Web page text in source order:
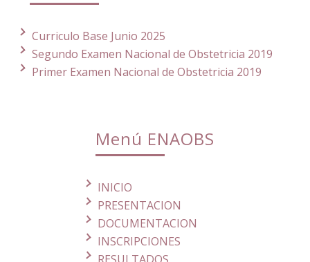
Curriculo Base Junio 2025
Segundo Examen Nacional de Obstetricia 2019
Primer Examen Nacional de Obstetricia 2019
Menú ENAOBS
INICIO
PRESENTACION
DOCUMENTACION
INSCRIPCIONES